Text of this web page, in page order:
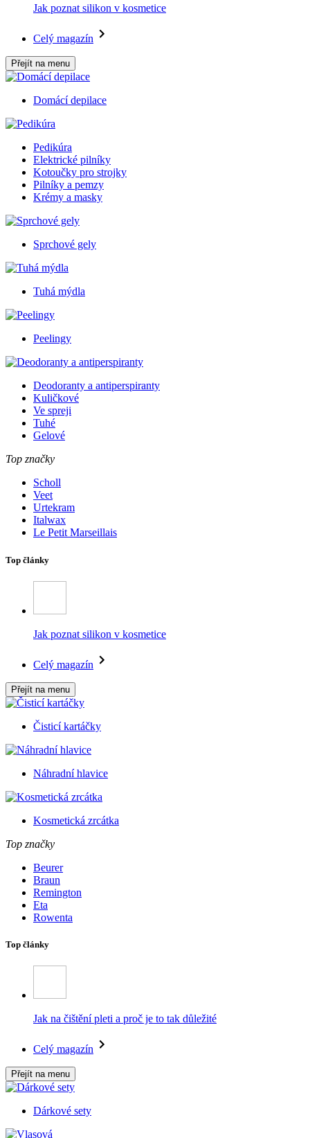
Jak poznat silikon v kosmetice
Celý magazín
Přejít na menu
Domácí depilace
Pedikúra
Elektrické pilníky
Kotoučky pro strojky
Pilníky a pemzy
Krémy a masky
Sprchové gely
Tuhá mýdla
Peelingy
Deodoranty a antiperspiranty
Kuličkové
Ve spreji
Tuhé
Gelové
Top značky
Scholl
Veet
Urtekram
Italwax
Le Petit Marseillais
Top články
Jak poznat silikon v kosmetice
Celý magazín
Přejít na menu
Čisticí kartáčky
Náhradní hlavice
Kosmetická zrcátka
Top značky
Beurer
Braun
Remington
Eta
Rowenta
Top články
Jak na čištění pleti a proč je to tak důležité
Celý magazín
Přejít na menu
Dárkové sety